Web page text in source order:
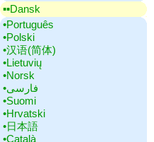
▪▪‎Dansk
•‎Português
•‎Polski
•‎汉语(简体)
•‎Lietuvių
•‎Norsk
•‎فارسی
•‎Suomi
•‎Hrvatski
•‎日本語
•‎Català